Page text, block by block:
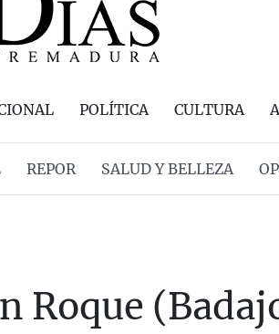
POLÍTICA CULTURA
REPOR SALUD Y BELLEZA
Roque